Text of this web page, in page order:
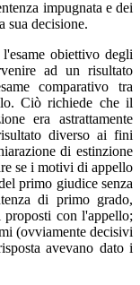
impugnata e dei
sua decisione.
obiettivo degli
ad un risultato
comparativo tra
Ciò richiede che il
era astrattamente
diverso ai fini
di estinzione
se i motivi di appello
primo giudice senza
di primo grado,
proposti con l'appello;
(ovviamente decisivi
avevano dato i